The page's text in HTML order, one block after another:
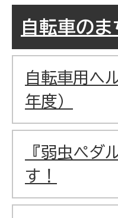
自転車の
自転車用ヘ
年度）
『弱虫ペダ
す！